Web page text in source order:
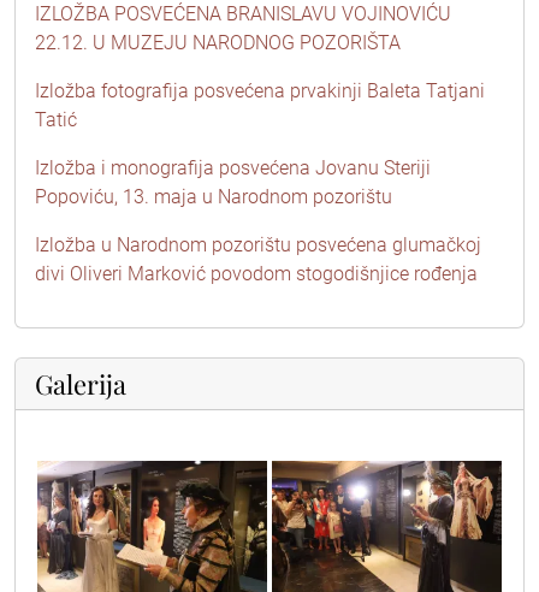
IZLOŽBA POSVEĆENA BRANISLAVU VOJINOVIĆU
22.12. U MUZEJU NARODNOG POZORIŠTA
Izložba fotografija posvećena prvakinji Baleta Tatjani
Tatić
Izložba i monografija posvećena Jovanu Steriji
Popoviću, 13. maja u Narodnom pozorištu
Izložba u Narodnom pozorištu posvećena glumačkoj
divi Oliveri Marković povodom stogodišnjice rođenja
Galerija
sif_4129 sif_4075